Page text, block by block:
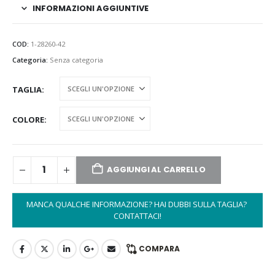
INFORMAZIONI AGGIUNTIVE
COD: 1-28260-42
Categoria: Senza categoria
TAGLIA
COLORE
AGGIUNGI AL CARRELLO
MANCA QUALCHE INFORMAZIONE? HAI DUBBI SULLA TAGLIA?
CONTATTACI!
COMPARA